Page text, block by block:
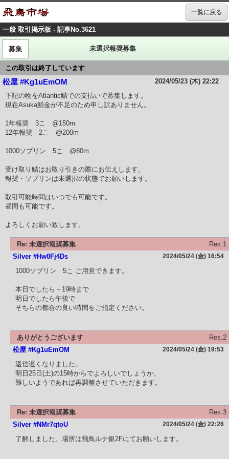
一覧に戻る
一般 取引掲示板 - 記事No.3621
募集 未選択報奨募集
この取引は終了しています
松屋 #Kg1uEmOM
2024/05/23 (木) 22:22
下記の物をAtlantic鯖での支払いで募集します。
現在Asuka鯖金が不足のため申し訳ありません。
1年報奨 3こ @150m
12年報奨 2こ @200m
1000ソブリン 5こ @80m
受け取り鯖はお取り引きの際にお伝えします。
報奨・ソブリンは未選択の状態でお願いします。
取引可能時間はいつでも可能です。
昼間も可能です。
よろしくお願い致します。
Re: 未選択報奨募集
Res.1
Silver #Hw0Fj4Ds
2024/05/24 (金) 16:54
1000ソブリン 5こ ご用意できます。
本日でしたら～19時まで
明日でしたら午後で
そちらの都合の良い時間をご指定ください。
ありがとうございます
Res.2
松屋 #Kg1uEmOM
2024/05/24 (金) 19:53
返信遅くなりました。
明日25日(土)の15時からでよろしいでしょうか。
難しいようであれば再調整させていただきます。
Re: 未選択報奨募集
Res.3
Silver #NMr7qtoU
2024/05/24 (金) 22:26
了解しました。場所は飛鳥ルナ銀2Fにてお願いします。